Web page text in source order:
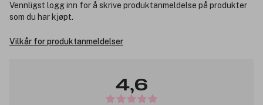
Vennligst logg inn for å skrive produktanmeldelse på produkter
som du har kjøpt.
Vilkår for produktanmeldelser
4,6